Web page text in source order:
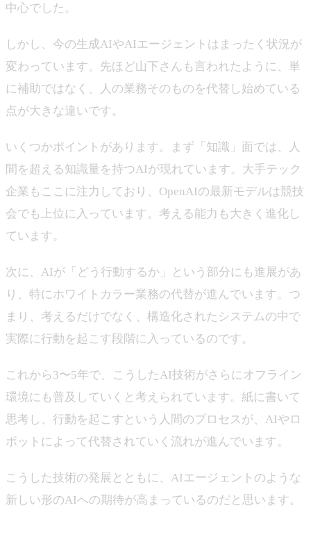
中心でした。
しかし、今の生成AIやAIエージェントはまったく状況が
変わっています。先ほど山下さんも言われたように、単
に補助ではなく、人の業務そのものを代替し始めている
点が大きな違いです。
いくつかポイントがあります。まず「知識」面では、人
間を超える知識量を持つAIが現れています。大手テック
企業もここに注力しており、OpenAIの最新モデルは競技
会でも上位に入っています。考える能力も大きく進化し
ています。
次に、AIが「どう行動するか」という部分にも進展があ
り、特にホワイトカラー業務の代替が進んでいます。つ
まり、考えるだけでなく、構造化されたシステムの中で
実際に行動を起こす段階に入っているのです。
これから3〜5年で、こうしたAI技術がさらにオフライン
環境にも普及していくと考えられています。紙に書いて
思考し、行動を起こすという人間のプロセスが、AIやロ
ボットによって代替されていく流れが進んでいます。
こうした技術の発展とともに、AIエージェントのような
新しい形のAIへの期待が高まっているのだと思います。